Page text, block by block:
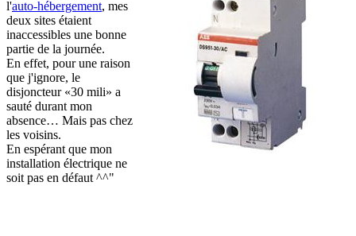
l'auto-hébergement, mes
deux sites étaient
inaccessibles une bonne
partie de la journée.
En effet, pour une raison
que j'ignore, le
disjoncteur «30 mili» a
sauté durant mon
absence… Mais pas chez
les voisins.
En espérant que mon
installation électrique ne
soit pas en défaut ^^"